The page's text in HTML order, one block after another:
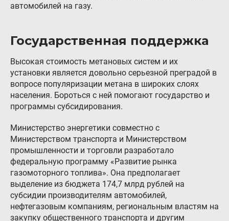
автомобилей на газу.
Государственная поддержка
Высокая стоимость метановых систем и их
установки является довольно серьезной преградой в
вопросе популяризации метана в широких слоях
населения. Бороться с ней помогают государство и
программы субсидирования.
Министерство энергетики совместно с
Министерством транспорта и Министерством
промышленности и торговли разработало
федеральную программу «Развитие рынка
газомоторного топлива». Она предполагает
выделение из бюджета 174,7 млрд рублей на
субсидии производителям автомобилей,
нефтегазовым компаниям, региональным властям на
закупку общественного транспорта и другим